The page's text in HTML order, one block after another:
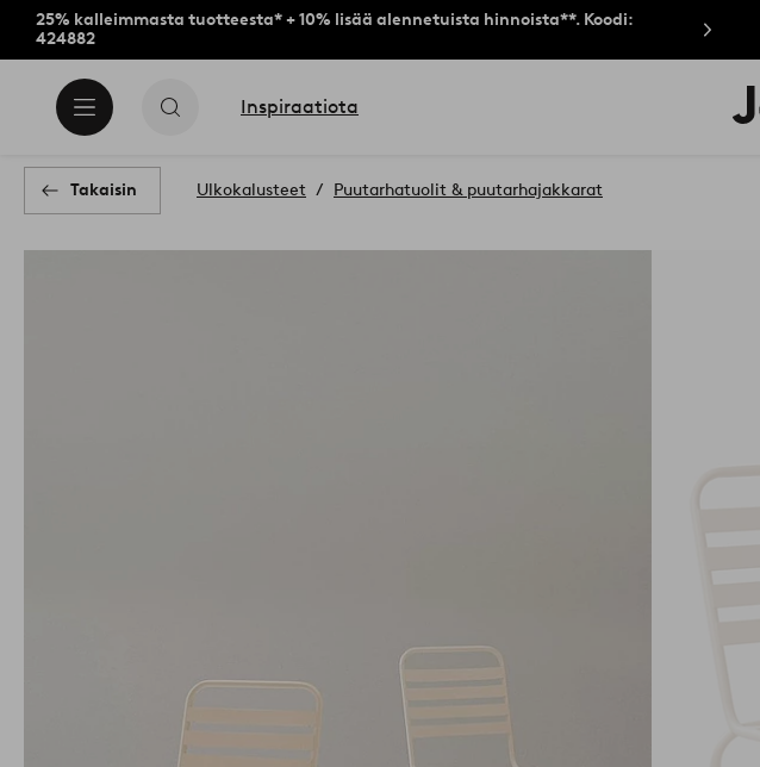
25% kalleimmasta tuotteesta* + 10% lisää alennetuista hinnoista**. Koodi:
424882
Inspiraatiota
Takaisin Ulkokalusteet Puutarhatuolit & puutarhajakkarat